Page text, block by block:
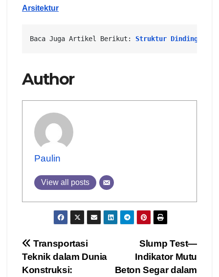
Arsitektur
Baca Juga Artikel Berikut: Struktur Dinding
Author
Paulin
View all posts
Post
navigation
Slump Test—
Indikator Mutu
Beton Segar dalam
Transportasi
Teknik dalam Dunia
Konstruksi: